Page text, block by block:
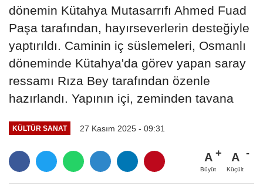
dönemin Kütahya Mutasarrıfı Ahmed Fuad
Paşa tarafından, hayırseverlerin desteğiyle
yaptırıldı. Caminin iç süslemeleri, Osmanlı
döneminde Kütahya'da görev yapan saray
ressamı Rıza Bey tarafından özenle
hazırlandı. Yapının içi, zeminden tavana
KÜLTÜR SANAT 27 Kasım 2025 - 09:31
A
Büyüt
A
Küçült